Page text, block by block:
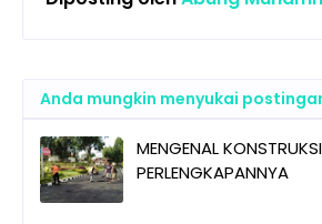
Anda mungkin menyukai
MENGENAL
PERLENGKAPANNYA